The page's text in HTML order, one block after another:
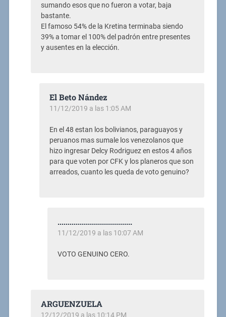
sumando esos que no fueron a votar, baja
bastante.
El famoso 54% de la Kretina terminaba siendo
39% a tomar el 100% del padrón entre presentes
y ausentes en la elección.
El Beto Nández
11/12/2019 a las 1:05 AM
En el 48 estan los bolivianos, paraguayos y
peruanos mas sumale los venezolanos que
hizo ingresar Delcy Rodriguez en estos 4 años
para que voten por CFK y los planeros que son
arreados, cuanto les queda de voto genuino?
.....................................
11/12/2019 a las 10:07 AM
VOTO GENUINO CERO.
ARGUENZUELA
12/12/2019 a las 10:14 PM